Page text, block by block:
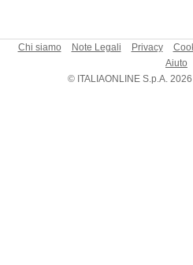
Chi siamo Note Legali Privacy
Aiuto
© ITALIAONLINE S.p.A.